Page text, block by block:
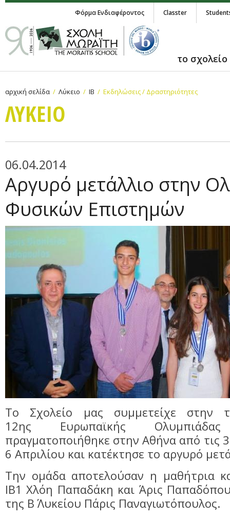
Φόρμα Ενδιαφέροντος Classter
το σχολείο
αρχική σελίδα Λύκειο IB Εκδηλώσεις / Δραστηριότητες
ΛΥΚΕΙΟ
06.04.2014
Αργυρό μετάλλιο στην
Φυσικών Επιστημών
To Σχολείο μας συμμετείχε στην
12ης Ευρωπαϊκής
πραγματοποιήθηκε στην Αθήνα από τις
6 Απριλίου και κατέκτησε το αργυρό
Την ομάδα αποτελούσαν η μαθήτρια
ΙΒ1 Χλόη Παπαδάκη και Άρις
της Β΄ Λυκείου Πάρις Παναγιωτόπουλος.